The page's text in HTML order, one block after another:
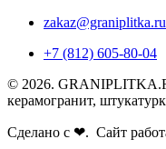
zakaz@graniplitka.ru
+7 (812) 605-80-04
© 2026.
керамогранит,
Сделано с ❤. Сайт